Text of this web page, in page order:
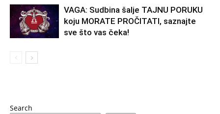
VAGA: Sudbina šalje TAJNU PORUKU
koju MORATE PROČITATI, saznajte
sve što vas čeka!
Search